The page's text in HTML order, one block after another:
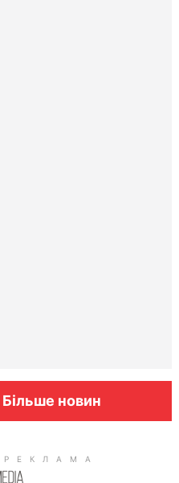
Більше новин